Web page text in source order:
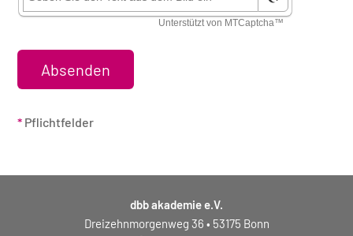
* Pflichtfelder
dbb akademie e.V.
Dreizehnmorgenweg 36 • 53175 Bonn